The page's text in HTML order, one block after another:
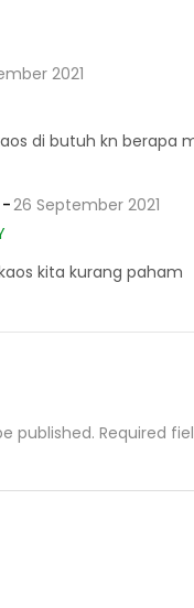
2021
di butuh kn berapa
26 September 2021
kita kurang paham
published. Required